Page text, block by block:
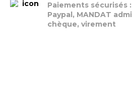
Paiements sécurisés :
Paypal, MANDAT
chèque, virement